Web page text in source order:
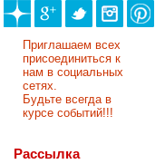
Приглашаем всех
присоединиться к
нам в социальных
сетях.
Будьте всегда в
курсе событий!!!
Рассылка